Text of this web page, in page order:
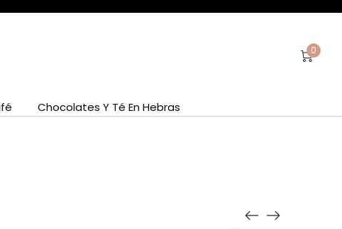
0
Chocolates Y Té En Hebras